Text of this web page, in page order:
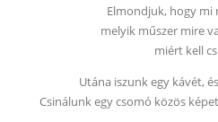
Elmondjuk, hogy
melyik műszer mire
miért kell
Utána iszunk egy kávét,
Csinálunk egy csomó közös